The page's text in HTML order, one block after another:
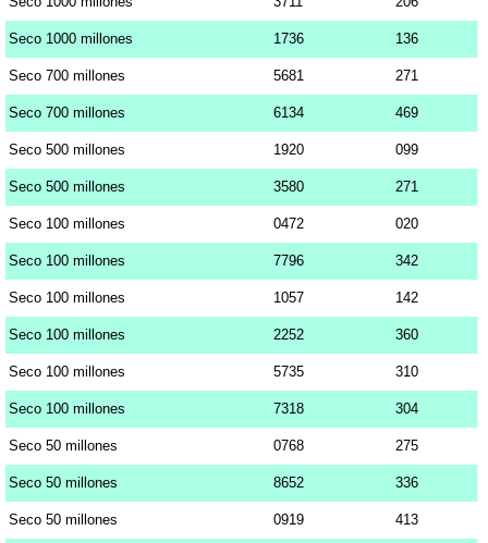
Seco 1000 millones 1736 136
Seco 700 millones 5681 271
Seco 700 millones 6134 469
Seco 500 millones 1920 099
Seco 500 millones 3580 271
Seco 100 millones 0472 020
Seco 100 millones 7796 342
Seco 100 millones 1057 142
Seco 100 millones 2252 360
Seco 100 millones 5735 310
Seco 100 millones 7318 304
Seco 50 millones 0768 275
Seco 50 millones 8652 336
Seco 50 millones 0919 413